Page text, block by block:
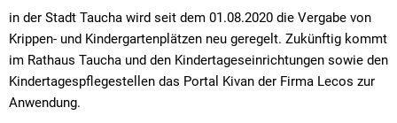
in der Stadt Taucha wird seit dem 01.08.2020 die Vergabe von
Krippen- und Kindergartenplätzen neu geregelt. Zukünftig kommt
im Rathaus Taucha und den Kindertageseinrichtungen sowie den
Kindertagespflegestellen das Portal Kivan der Firma Lecos zur
Anwendung.